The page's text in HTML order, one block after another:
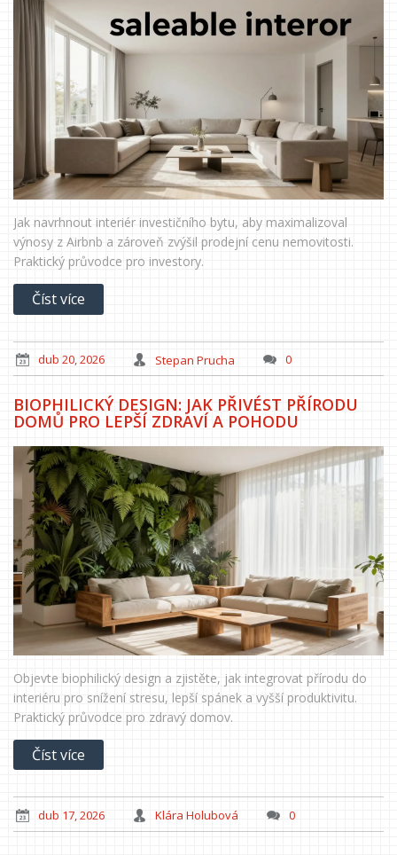
Jak navrhnout interiér investičního bytu, aby maximalizoval
výnosy z Airbnb a zároveň zvýšil prodejní cenu nemovitosti.
Praktický průvodce pro investory.
Číst více
dub 20, 2026 Stepan Prucha 0
BIOPHILICKÝ DESIGN: JAK PŘIVÉST PŘÍRODU
DOMŮ PRO LEPŠÍ ZDRAVÍ A POHODU
Objevte biophilický design a zjistěte, jak integrovat přírodu do
interiéru pro snížení stresu, lepší spánek a vyšší produktivitu.
Praktický průvodce pro zdravý domov.
Číst více
dub 17, 2026 Klára Holubová 0